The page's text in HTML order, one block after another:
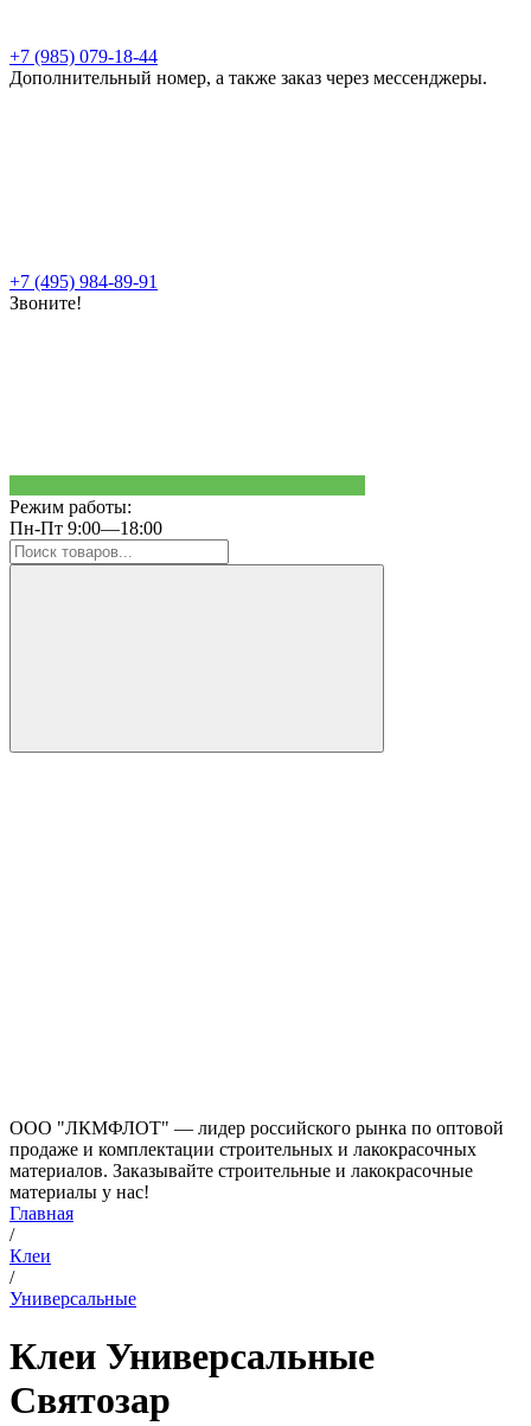
+7 (985) 079-18-44
Дополнительный номер, а также заказ через мессенджеры.
+7 (495) 984-89-91
Звоните!
Режим работы:
Пн-Пт 9:00—18:00
ООО "ЛКМФЛОТ" — лидер российского рынка по оптовой
продаже и комплектации строительных и лакокрасочных
материалов. Заказывайте строительные и лакокрасочные
материалы у нас!
Главная
/
Клеи
/
Универсальные
Клеи Универсальные
Святозар